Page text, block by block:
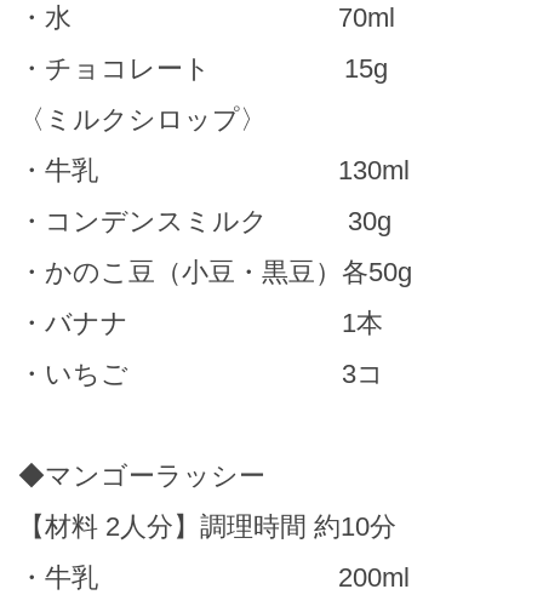
・水 70ml
・チョコレート 15g
〈ミルクシロップ〉
・牛乳 130ml
・コンデンスミルク 30g
・かのこ豆（小豆・黒豆）各50g
・バナナ 1本
・いちご 3コ
◆マンゴーラッシー
【材料 2人分】調理時間 約10分
・牛乳 200ml